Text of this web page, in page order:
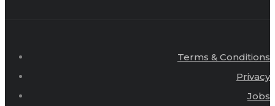
Terms & Conditions
Privacy
Jobs